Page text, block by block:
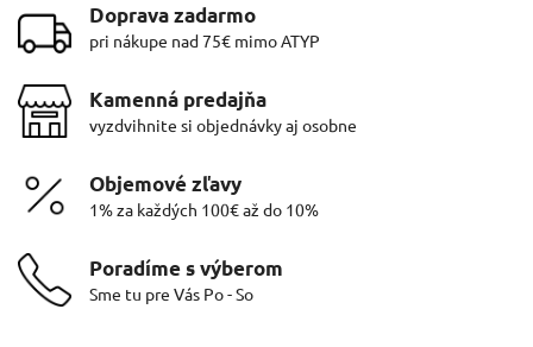
Doprava zadarmo
pri nákupe nad 75€ mimo ATYP
Kamenná predajňa
vyzdvihnite si objednávky aj osobne
Objemové zľavy
1% za každých 100€ až do 10%
Poradíme s výberom
Sme tu pre Vás Po - So